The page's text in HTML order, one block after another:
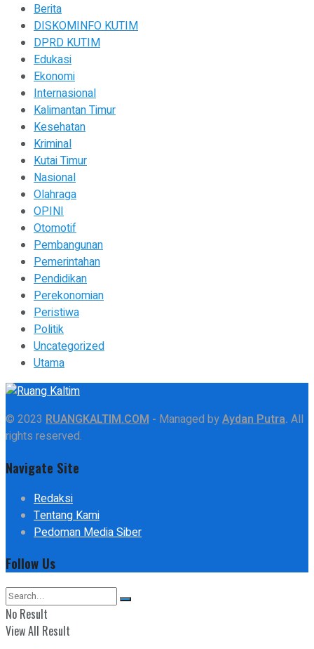
Berita
DISKOMINFO KUTIM
DPRD KUTIM
Edukasi
Ekonomi
Internasional
Kalimantan Timur
Kesehatan
Kriminal
Kutai Timur
Nasional
Olahraga
OPINI
Otomotif
Pembangunan
Pemerintahan
Pendidikan
Perekonomian
Peristiwa
Politik
Uncategorized
Utama
© 2023 RUANGKALTIM.COM - Managed byAydan Putra. All
rights reserved.
Navigate Site
Redaksi
Tentang Kami
Pedoman Media Siber
Follow Us
No Result
View All Result